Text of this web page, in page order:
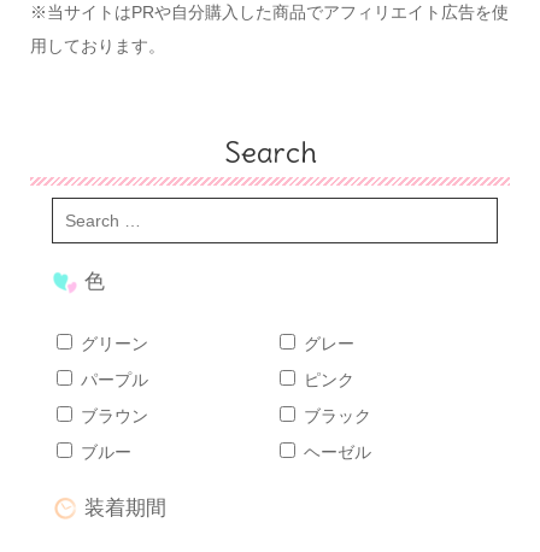
※当サイトはPRや自分購入した商品でアフィリエイト広告を使
用しております。
Search
色
グリーン
グレー
パープル
ピンク
ブラウン
ブラック
ブルー
ヘーゼル
装着期間